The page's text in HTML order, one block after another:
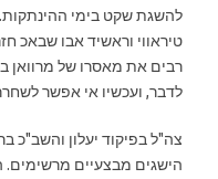
להשגת שקט בימי ההינתקות.
טיראווי וראשיד אבו שבאכ
רבים את מאסרו של מרוואן
לדבר, ועכשיו אי אפשר
צה"ל בפיקוד יעלון והשב"כ
הישגים מבצעיים מרשימים.